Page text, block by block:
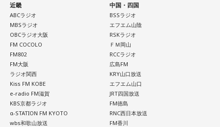
URL：
https://official-goods-store.jp/muso/
■番組タイトル：『オールナイトニッポンPODCAST 長浜広奈
天下無双』
■配信日時：毎週水曜日 18時頃
■パーソナリティ：長浜広奈
■メールアドレス：
hina@allnightnippon.com
■番組X：@hina_annp
■番組ハッシュタグ：#長浜広奈ANNP◆配信先：radiko、ニ
ッポン放送PODCAST STATION
（ https://podcast.1242.com
） ほか各種ポッドキャストアプ
リ
近畿
ABCラジオ
MBSラジオ
OBCラジオ大阪
FM COCOLO
FM802
FM大阪
ラジオ関西
Kiss FM KOBE
e-radio FM滋賀
KBS京都ラジオ
α-STATION FM KYOTO
wbs和歌山放送
中国・四国
BSSラジオ
エフエム山陰
RSKラジオ
ＦＭ岡山
RCCラジオ
広島FM
KRY山口放送
エフエム山口
JRT四国放送
FM徳島
RNC西日本放送
FM香川